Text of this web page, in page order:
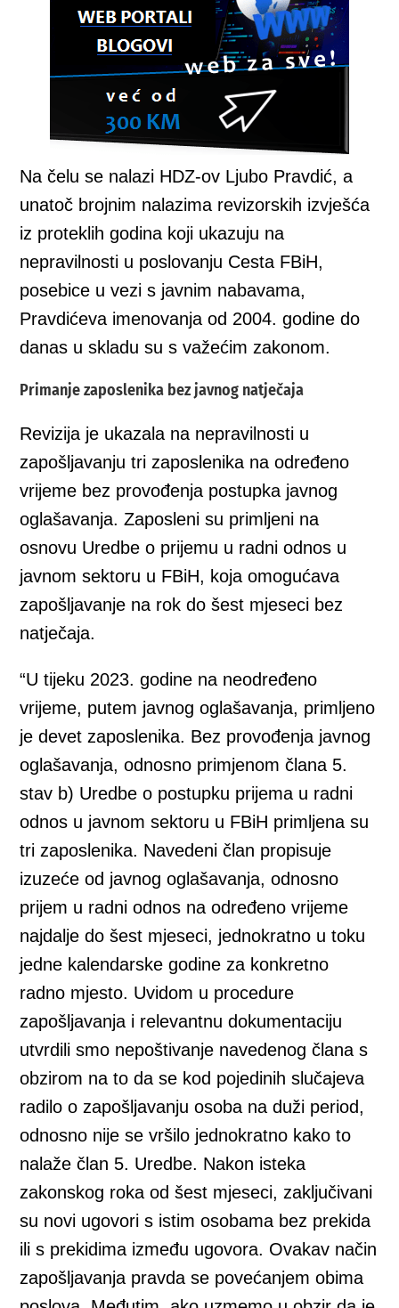
Na čelu se nalazi HDZ-ov Ljubo Pravdić, a
unatoč brojnim nalazima revizorskih izvješća
iz proteklih godina koji ukazuju na
nepravilnosti u poslovanju Cesta FBiH,
posebice u vezi s javnim nabavama,
Pravdićeva imenovanja od 2004. godine do
danas u skladu su s važećim zakonom.
Primanje zaposlenika bez javnog natječaja
Revizija je ukazala na nepravilnosti u
zapošljavanju tri zaposlenika na određeno
vrijeme bez provođenja postupka javnog
oglašavanja. Zaposleni su primljeni na
osnovu Uredbe o prijemu u radni odnos u
javnom sektoru u FBiH, koja omogućava
zapošljavanje na rok do šest mjeseci bez
natječaja.
“U tijeku 2023. godine na neodređeno
vrijeme, putem javnog oglašavanja, primljeno
je devet zaposlenika. Bez provođenja javnog
oglašavanja, odnosno primjenom člana 5.
stav b) Uredbe o postupku prijema u radni
odnos u javnom sektoru u FBiH primljena su
tri zaposlenika. Navedeni član propisuje
izuzeće od javnog oglašavanja, odnosno
prijem u radni odnos na određeno vrijeme
najdalje do šest mjeseci, jednokratno u toku
jedne kalendarske godine za konkretno
radno mjesto. Uvidom u procedure
zapošljavanja i relevantnu dokumentaciju
utvrdili smo nepoštivanje navedenog člana s
obzirom na to da se kod pojedinih slučajeva
radilo o zapošljavanju osoba na duži period,
odnosno nije se vršilo jednokratno kako to
nalaže član 5. Uredbe. Nakon isteka
zakonskog roka od šest mjeseci, zaključivani
su novi ugovori s istim osobama bez prekida
ili s prekidima između ugovora. Ovakav način
zapošljavanja pravda se povećanjem obima